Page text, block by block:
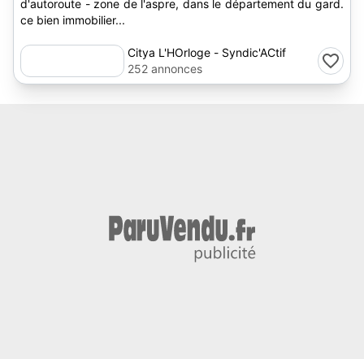
d'autoroute - zone de l'aspre, dans le département du gard.
ce bien immobilier...
Citya L'HOrloge - Syndic'ACtif
252 annonces